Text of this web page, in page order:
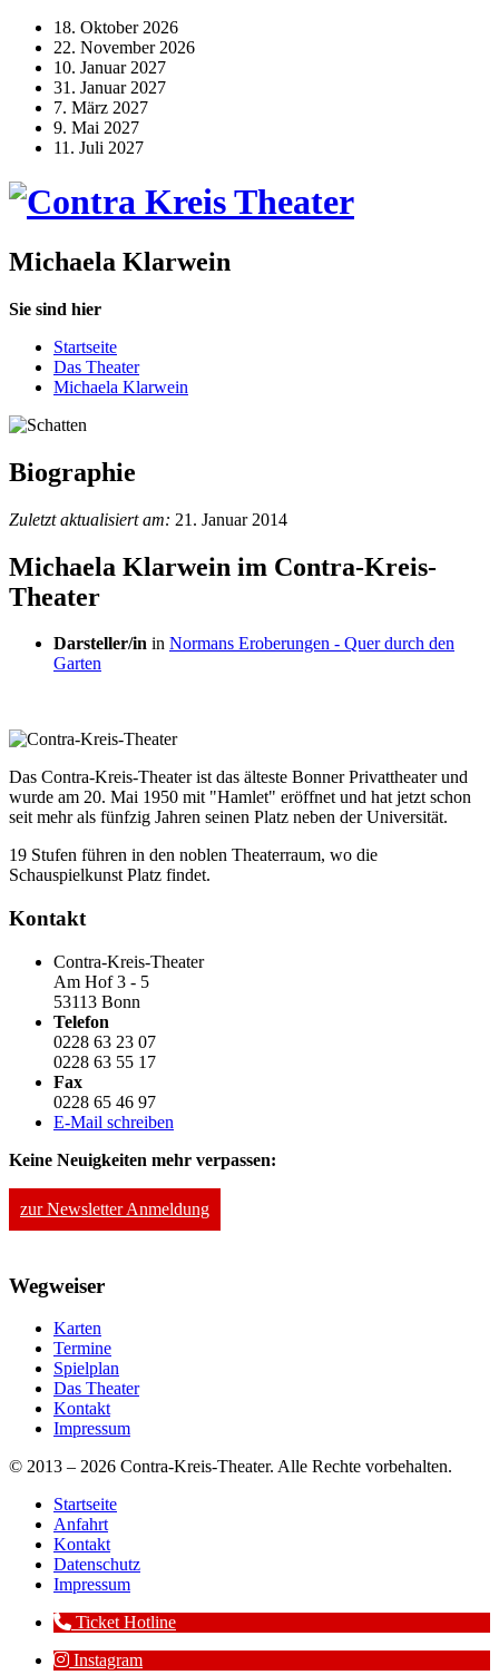
18. Oktober 2026
22. November 2026
10. Januar 2027
31. Januar 2027
7. März 2027
9. Mai 2027
11. Juli 2027
Michaela Klarwein
Sie sind hier
Startseite
Das Theater
Michaela Klarwein
Biographie
Zuletzt aktualisiert am: 21. Januar 2014
Michaela Klarwein im Contra-Kreis-
Theater
Darsteller/in in Normans Eroberungen - Quer durch den
Garten
Das Contra-Kreis-Theater ist das älteste Bonner Privattheater und
wurde am 20. Mai 1950 mit "Hamlet" eröffnet und hat jetzt schon
seit mehr als fünfzig Jahren seinen Platz neben der Universität.
19 Stufen führen in den noblen Theaterraum, wo die
Schauspielkunst Platz findet.
Kontakt
Contra-Kreis-Theater
Am Hof 3 - 5
53113 Bonn
Telefon
0228 63 23 07
0228 63 55 17
Fax
0228 65 46 97
E-Mail schreiben
Keine Neuigkeiten mehr verpassen:
zur Newsletter Anmeldung
Wegweiser
Karten
Termine
Spielplan
Das Theater
Kontakt
Impressum
© 2013 – 2026 Contra-Kreis-Theater. Alle Rechte vorbehalten.
Startseite
Anfahrt
Kontakt
Datenschutz
Impressum
Ticket Hotline
Instagram